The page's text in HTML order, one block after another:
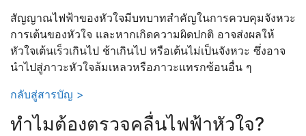
สัญญาณไฟฟ้าของหัวใจมีบทบาทสำคัญในการควบคุมจังหวะ
การเต้นของหัวใจ และหากเกิดความผิดปกติ อาจส่งผลให้
หัวใจเต้นเร็วเกินไป ช้าเกินไป หรือเต้นไม่เป็นจังหวะ ซึ่งอาจ
นำไปสู่ภาวะหัวใจล้มเหลวหรือภาวะแทรกซ้อนอื่น ๆ
กลับสู่สารบัญ >
ทำไมต้องตรวจคลื่นไฟฟ้าหัวใจ?